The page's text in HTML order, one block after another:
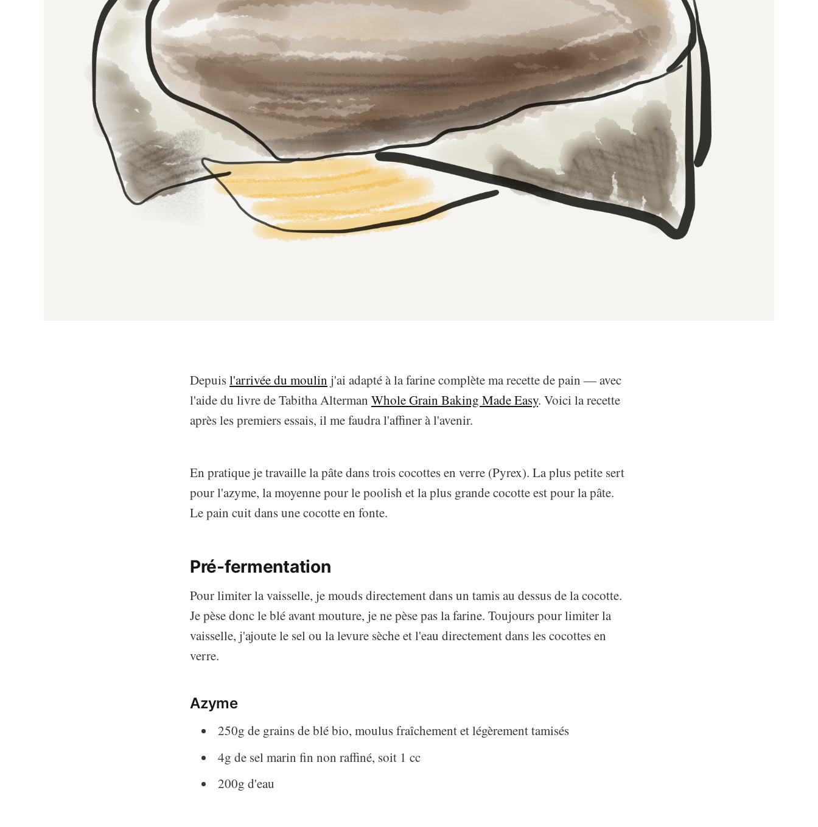
Depuisl'arrivée du moulin j'ai adapté à la farine complète ma recette de pain — avec
l'aide du livre de Tabitha Alterman Whole Grain Baking Made Easy. Voici la recette
après les premiers essais, il me faudra l'affiner à l'avenir.
En pratique je travaille la pâte dans trois cocottes en verre (Pyrex). La plus petite sert
pour l'azyme, la moyenne pour le poolish et la plus grande cocotte est pour la pâte.
Le pain cuit dans une cocotte en fonte.
Pré-fermentation
Pour limiter la vaisselle, je mouds directement dans un tamis au dessus de la cocotte.
Je pèse donc le blé avant mouture, je ne pèse pas la farine. Toujours pour limiter la
vaisselle, j'ajoute le sel ou la levure sèche et l'eau directement dans les cocottes en
verre.
Azyme
250g de grains de blé bio, moulus fraîchement et légèrement tamisés
4g de sel marin fin non raffiné, soit 1 cc
200g d'eau